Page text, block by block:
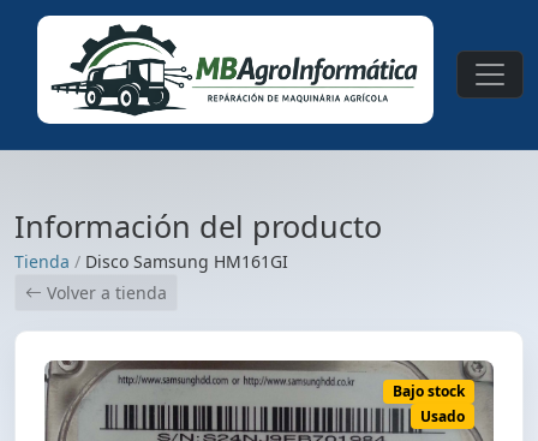
Información del producto
Tienda / Disco Samsung HM161GI
Volver a tienda
Bajo stock
Usado